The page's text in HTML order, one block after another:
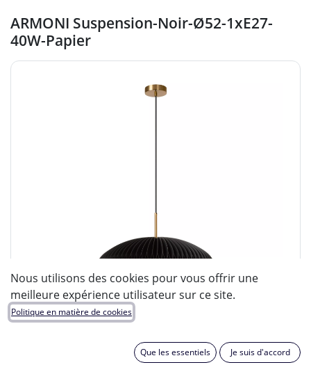
ARMONI Suspension-Noir-Ø52-1xE27-
40W-Papier
Nous utilisons des cookies pour vous offrir une
meilleure expérience utilisateur sur ce site.
Politique en matière de cookies
Que les essentiels Je suis d'accord